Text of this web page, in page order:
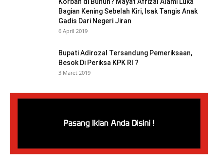
Bagian Kening Sebelah Kiri, Isak Tangis Anak
Gadis Dari Negeri Jiran
6 April 2019
Bupati Adirozal Tersandung Pemeriksaan,
Besok Di Periksa KPK RI ?
3 Maret 2019